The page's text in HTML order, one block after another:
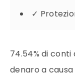
✓
74.54% di
denaro a causa